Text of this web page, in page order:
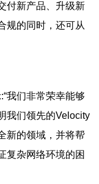
付新产品、升级新
规的同时，还可从
我们非常荣幸能够
我们领先的Velocity
新的领域，并将帮
复杂网络环境的困